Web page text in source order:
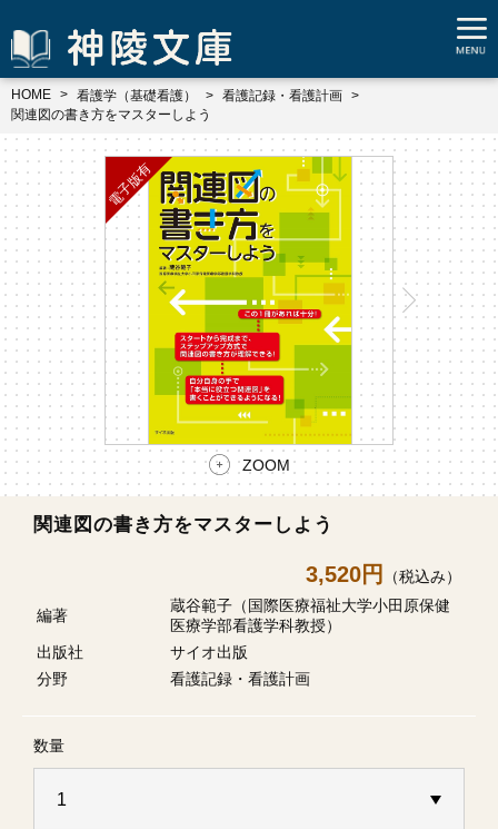
HOME 看護学（基礎看護）
看護記録・看護計画
関連図の書き方をマスターしよう
ZOOM
関連図の書き方をマスターしよう
3,520円 （税込み）
編著
蔵谷範子（国際医療福祉大学小田原保健
医療学部看護学科教授）
出版社
サイオ出版
分野
看護記録・看護計画
数量